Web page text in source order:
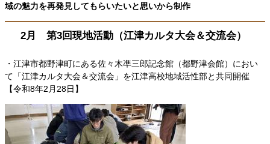
域の魅力を再発見してもらいたいと思いから制作
2月 第3回現地活動（江津カルタ大会＆交流会）
・江津市都野津町にある佐々木凖三郎記念館（都野津会館）におい
て「江津カルタ大会＆交流会」を江津高校地域活性部と共同開催
【令和8年2月28日】